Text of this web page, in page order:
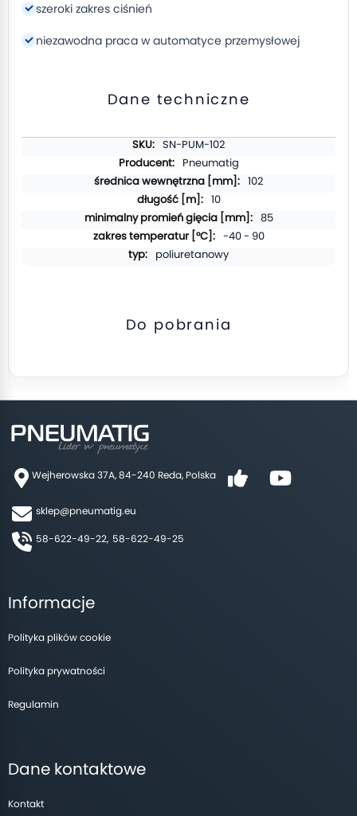
szeroki zakres ciśnień
niezawodna praca w automatyce przemysłowej
Dane techniczne
SN-PUM-102
Pneumatig
102
10
85
-40 - 90
poliuretanowy
Do pobrania
Wejherowska 37A, 84-240 Reda, Polska
sklep@pneumatig.eu
58-622-49-22, 58-622-49-25
Informacje
Polityka plików cookie
Polityka prywatności
Regulamin
Dane kontaktowe
Kontakt